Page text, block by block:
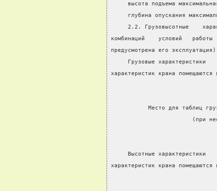
высота подъема
глубина опускания
2.2. Грузовысотные
комбинаций    условий
предусмотрена его
Грузовые характеристики
характеристик крана
Место для таблиц
(при
Высотные характеристики
характеристик крана